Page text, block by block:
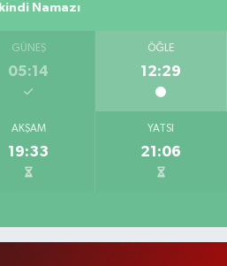
İkindi Namazı
GÜNEŞ
05:14
ÖĞLE
12:29
AKŞAM
19:33
YATSI
21:06